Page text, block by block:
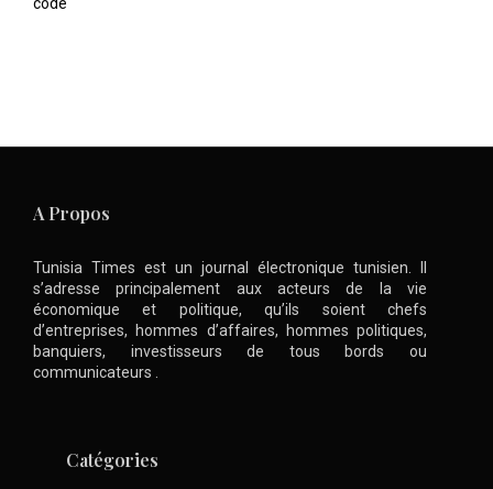
code
A Propos
Tunisia Times est un journal électronique tunisien. Il
s’adresse principalement aux acteurs de la vie
économique et politique, qu’ils soient chefs
d’entreprises, hommes d’affaires, hommes politiques,
banquiers, investisseurs de tous bords ou
communicateurs .
Catégories